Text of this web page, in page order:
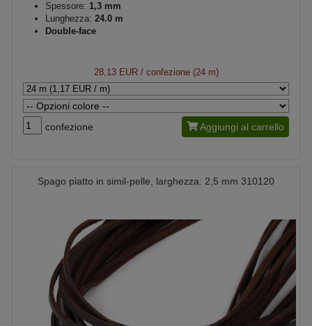
Spessore: 1,3 mm
Lunghezza: 24.0 m
Double-face
28,13 EUR/ confezione (24 m)
confezione Aggiungi al carrello
Spago piatto in simil-pelle, larghezza: 2,5 mm 310120